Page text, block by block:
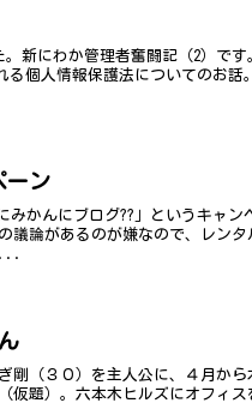
新にわか管理者奮闘記（2）で
る個人情報保護法についてのお
ーン
みかんにブログ??」というキャ
議論があるのが嫌なので、レン
...
剛（３０）を主人公に、４月か
仮題）。六本木ヒルズにオフィ